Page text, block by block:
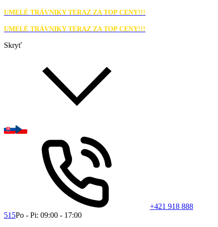
UMELÉ TRÁVNIKY TERAZ ZA TOP CENY!!!
UMELÉ TRÁVNIKY TERAZ ZA TOP CENY!!!
Skryť
+421 918 888
515Po - Pi: 09:00 - 17:00